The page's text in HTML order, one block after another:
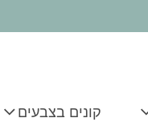
קונים בצבעים